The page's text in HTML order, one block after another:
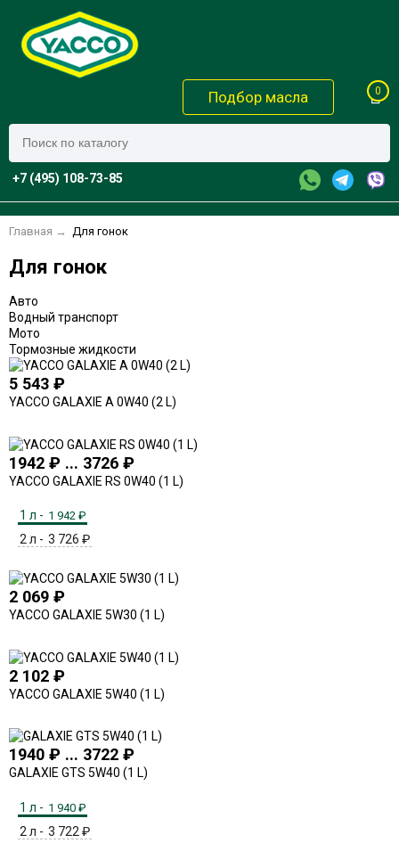
Подбор масла 0
+7 (495) 108-73-85
Главная → Для гонок
Для гонок
Авто
Водный транспорт
Мото
Тормозные жидкости
5 543 ₽
YACCO GALAXIE A 0W40 (2 L)
1942 ₽ ... 3726 ₽
YACCO GALAXIE RS 0W40 (1 L)
1 л - 1 942 ₽
2 л - 3 726 ₽
2 069 ₽
YACCO GALAXIE 5W30 (1 L)
2 102 ₽
YACCO GALAXIE 5W40 (1 L)
1940 ₽ ... 3722 ₽
GALAXIE GTS 5W40 (1 L)
1 л - 1 940 ₽
2 л - 3 722 ₽